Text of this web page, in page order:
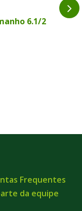
6.1/2
Frequentes
da equipe